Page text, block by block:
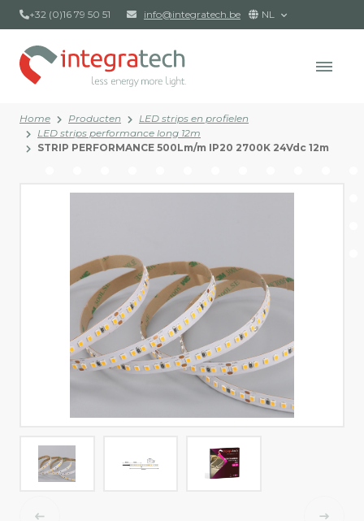
+32 (0)16 79 50 51 info@integratech.be NL
Home Producten
LED strips en profielen
LED strips performance long 12m
STRIP PERFORMANCE 500Lm/m IP20 2700K 24Vdc 12m